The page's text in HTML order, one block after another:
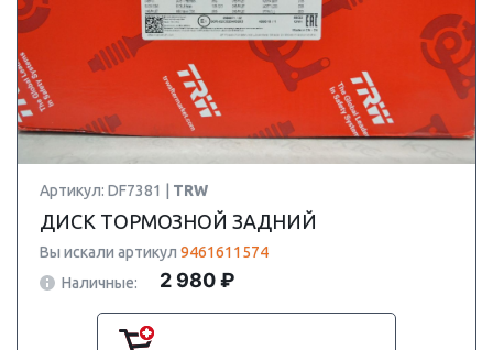
Артикул: DF7381 | TRW
ДИСК ТОРМОЗНОЙ ЗАДНИЙ
Вы искали артикул 9461611574
Наличные:
2 980 ₽